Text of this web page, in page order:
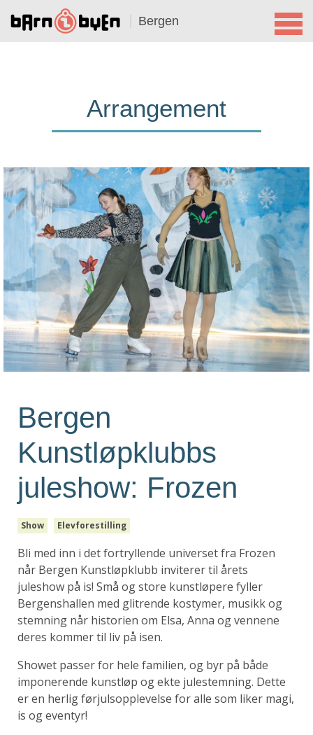
Bergen
Arrangement
Bergen
Kunstløpklubbs
juleshow: Frozen
Show Elevforestilling
Bli med inn i det fortryllende universet fra Frozen
når Bergen Kunstløpklubb inviterer til årets
juleshow på is! Små og store kunstløpere fyller
Bergenshallen med glitrende kostymer, musikk og
stemning når historien om Elsa, Anna og vennene
deres kommer til liv på isen.
Showet passer for hele familien, og byr på både
imponerende kunstløp og ekte julestemning. Dette
er en herlig førjulsopplevelse for alle som liker magi,
is og eventyr!